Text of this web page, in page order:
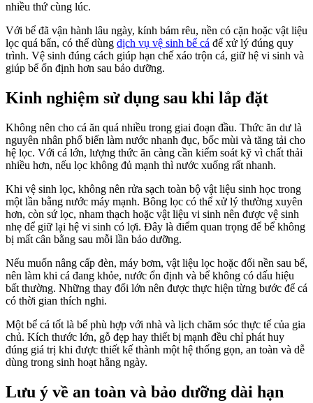
nhiều thứ cùng lúc.
Với bể đã vận hành lâu ngày, kính bám rêu, nền có cặn hoặc vật liệu
lọc quá bẩn, có thể dùng dịch vụ vệ sinh bể cá để xử lý đúng quy
trình. Vệ sinh đúng cách giúp hạn chế xáo trộn cá, giữ hệ vi sinh và
giúp bể ổn định hơn sau bảo dưỡng.
Kinh nghiệm sử dụng sau khi lắp đặt
Không nên cho cá ăn quá nhiều trong giai đoạn đầu. Thức ăn dư là
nguyên nhân phổ biến làm nước nhanh đục, bốc mùi và tăng tải cho
hệ lọc. Với cá lớn, lượng thức ăn càng cần kiểm soát kỹ vì chất thải
nhiều hơn, nếu lọc không đủ mạnh thì nước xuống rất nhanh.
Khi vệ sinh lọc, không nên rửa sạch toàn bộ vật liệu sinh học trong
một lần bằng nước máy mạnh. Bông lọc có thể xử lý thường xuyên
hơn, còn sứ lọc, nham thạch hoặc vật liệu vi sinh nên được vệ sinh
nhẹ để giữ lại hệ vi sinh có lợi. Đây là điểm quan trọng để bể không
bị mất cân bằng sau mỗi lần bảo dưỡng.
Nếu muốn nâng cấp đèn, máy bơm, vật liệu lọc hoặc đổi nền sau bể,
nên làm khi cá đang khỏe, nước ổn định và bể không có dấu hiệu
bất thường. Những thay đổi lớn nên được thực hiện từng bước để cá
có thời gian thích nghi.
Một bể cá tốt là bể phù hợp với nhà và lịch chăm sóc thực tế của gia
chủ. Kích thước lớn, gỗ đẹp hay thiết bị mạnh đều chỉ phát huy
đúng giá trị khi được thiết kế thành một hệ thống gọn, an toàn và dễ
dùng trong sinh hoạt hằng ngày.
Lưu ý về an toàn và bảo dưỡng dài hạn